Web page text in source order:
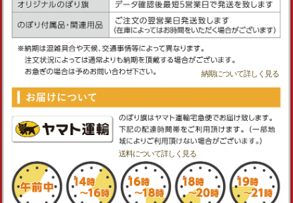
納期について詳しく見る
送料について詳しく見る